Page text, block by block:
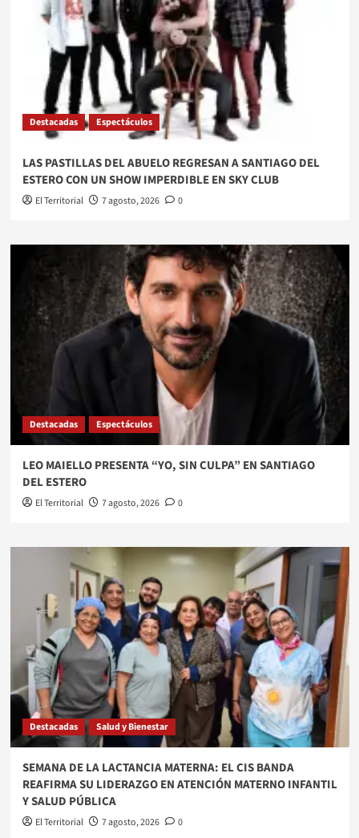
Destacadas Espectáculos
LAS PASTILLAS DEL ABUELO REGRESAN A SANTIAGO DEL
ESTERO CON UN SHOW IMPERDIBLE EN SKY CLUB
El Territorial 7 agosto, 2026 0
Destacadas Espectáculos
LEO MAIELLO PRESENTA “YO, SIN CULPA” EN SANTIAGO
DEL ESTERO
El Territorial 7 agosto, 2026 0
Destacadas Salud y Bienestar
SEMANA DE LA LACTANCIA MATERNA: EL CIS BANDA
REAFIRMA SU LIDERAZGO EN ATENCIÓN MATERNO INFANTIL
Y SALUD PÚBLICA
El Territorial 7 agosto, 2026 0